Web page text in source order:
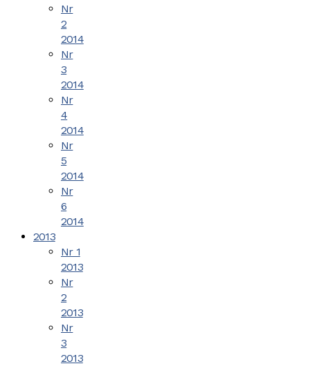
Nr
2
2014
Nr
3
2014
Nr
4
2014
Nr
5
2014
Nr
6
2014
2013
Nr 1
2013
Nr
2
2013
Nr
3
2013